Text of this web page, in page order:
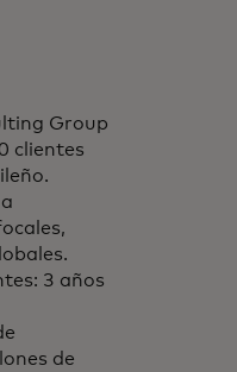
Group
clientes
3 años
de